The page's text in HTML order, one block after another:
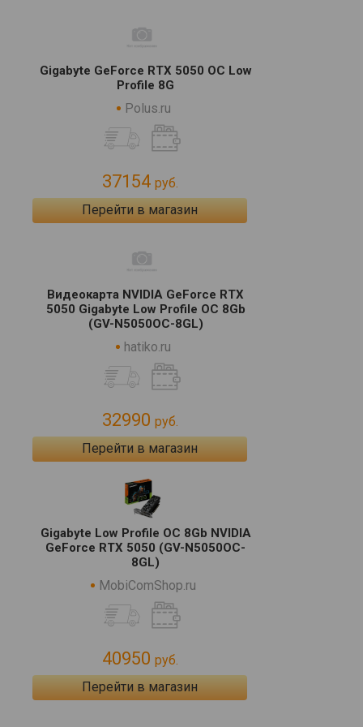
Gigabyte GeForce RTX 5050 OC Low
Profile 8G
Polus.ru
37154 руб.
Перейти в магазин
Видеокарта NVIDIA GeForce RTX
5050 Gigabyte Low Profile OC 8Gb
(GV-N5050OC-8GL)
hatiko.ru
32990 руб.
Перейти в магазин
Gigabyte Low Profile OC 8Gb NVIDIA
GeForce RTX 5050 (GV-N5050OC-
8GL)
MobiComShop.ru
40950 руб.
Перейти в магазин